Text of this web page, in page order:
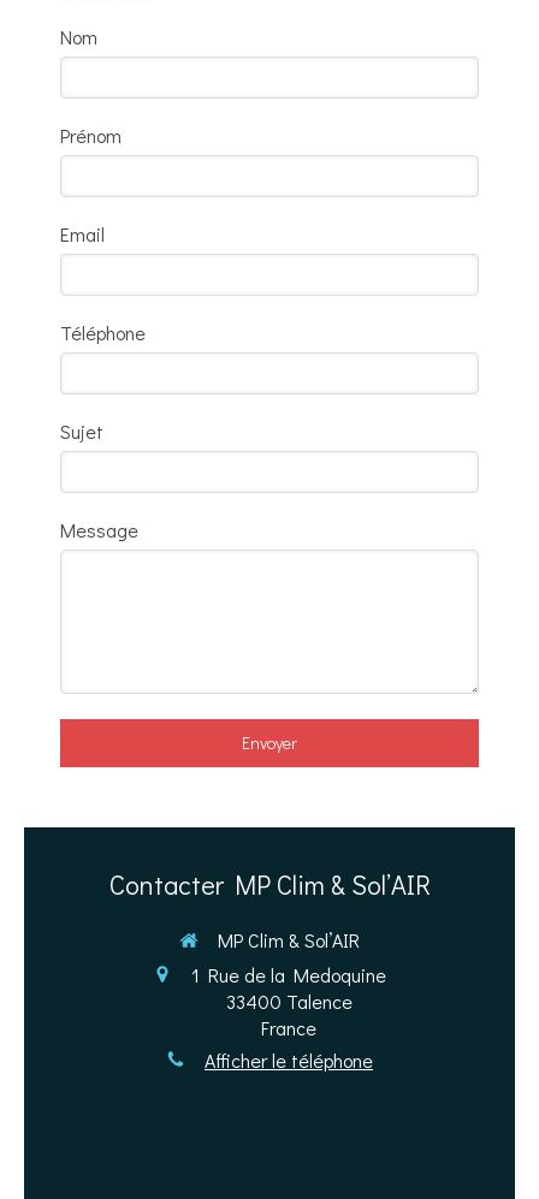
Nom
Prénom
Email
Téléphone
Sujet
Message
Envoyer
Contacter MP Clim & Sol’AIR
MP Clim & Sol’AIR
1 Rue de la Medoquine
33400 Talence
France
Afficher le téléphone